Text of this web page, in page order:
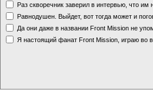
Раз скворечник заверил в интервью, что
Равнодушен. Выйдет, вот тогда может и
Да они даже в названии Front Mission не
Я настоящий фанат Front Mission, играю во